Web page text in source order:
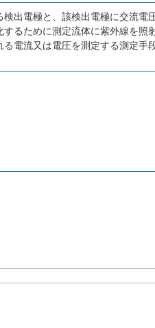
出電極と、該検出電極に交流電
るために測定流体に紫外線を照
電流又は電圧を測定する測定手